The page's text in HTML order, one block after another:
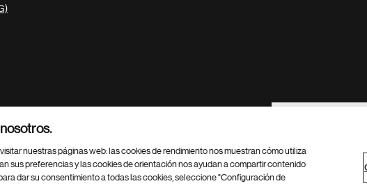
Footer Site Search
nuestras páginas web: las cookies de rendimiento nos muestran cómo utiliza
sus preferencias y las cookies de orientación nos ayudan a compartir contenido
dar su consentimiento a todas las cookies, seleccione "Configuración de